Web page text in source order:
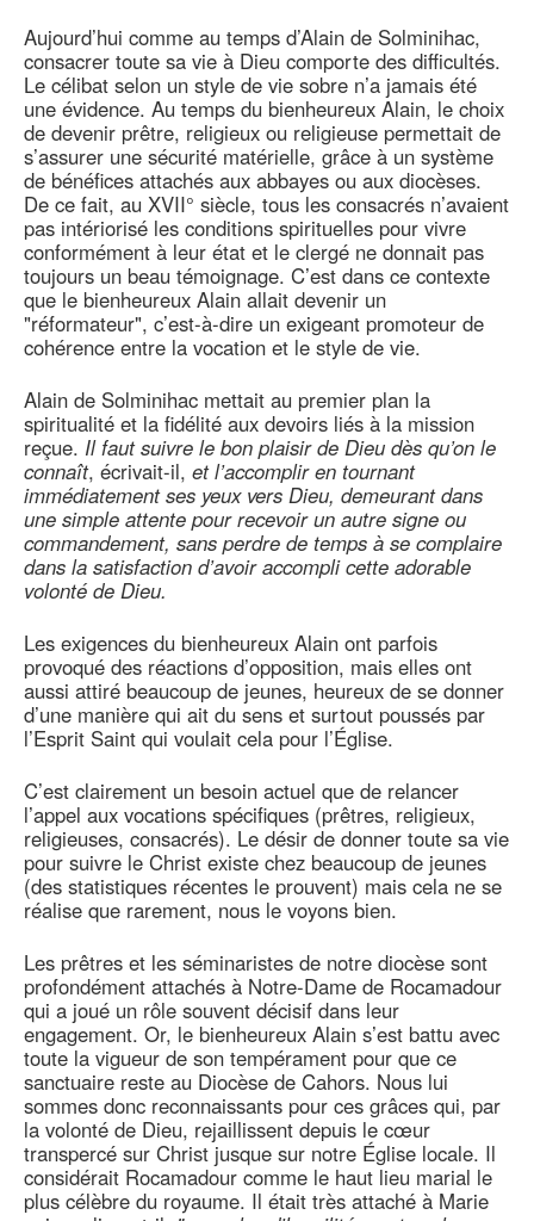
Aujourd’hui comme au temps d’Alain de Solminihac,
consacrer toute sa vie à Dieu comporte des difficultés.
Le célibat selon un style de vie sobre n’a jamais été
une évidence. Au temps du bienheureux Alain, le choix
de devenir prêtre, religieux ou religieuse permettait de
s’assurer une sécurité matérielle, grâce à un système
de bénéfices attachés aux abbayes ou aux diocèses.
De ce fait, au XVII° siècle, tous les consacrés n’avaient
pas intériorisé les conditions spirituelles pour vivre
conformément à leur état et le clergé ne donnait pas
toujours un beau témoignage. C’est dans ce contexte
que le bienheureux Alain allait devenir un
"réformateur", c’est-à-dire un exigeant promoteur de
cohérence entre la vocation et le style de vie.
Alain de Solminihac mettait au premier plan la
spiritualité et la fidélité aux devoirs liés à la mission
reçue. Il faut suivre le bon plaisir de Dieu dès qu’on le
connaît, écrivait-il, et l’accomplir en tournant
immédiatement ses yeux vers Dieu, demeurant dans
une simple attente pour recevoir un autre signe ou
commandement, sans perdre de temps à se complaire
dans la satisfaction d’avoir accompli cette adorable
volonté de Dieu.
Les exigences du bienheureux Alain ont parfois
provoqué des réactions d’opposition, mais elles ont
aussi attiré beaucoup de jeunes, heureux de se donner
d’une manière qui ait du sens et surtout poussés par
l’Esprit Saint qui voulait cela pour l’Église.
C’est clairement un besoin actuel que de relancer
l’appel aux vocations spécifiques (prêtres, religieux,
religieuses, consacrés). Le désir de donner toute sa vie
pour suivre le Christ existe chez beaucoup de jeunes
(des statistiques récentes le prouvent) mais cela ne se
réalise que rarement, nous le voyons bien.
Les prêtres et les séminaristes de notre diocèse sont
profondément attachés à Notre-Dame de Rocamadour
qui a joué un rôle souvent décisif dans leur
engagement. Or, le bienheureux Alain s’est battu avec
toute la vigueur de son tempérament pour que ce
sanctuaire reste au Diocèse de Cahors. Nous lui
sommes donc reconnaissants pour ces grâces qui, par
la volonté de Dieu, rejaillissent depuis le cœur
transpercé sur Christ jusque sur notre Église locale. Il
considérait Rocamadour comme le haut lieu marial le
plus célèbre du royaume. Il était très attaché à Marie